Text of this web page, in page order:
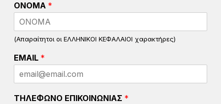
ΟΝΟΜΑ *
(Απαραίτητοι οι ΕΛΛΗΝΙΚΟΙ ΚΕΦΑΛΑΙΟΙ χαρακτήρες)
EMAIL *
ΤΗΛΕΦΩΝΟ ΕΠΙΚΟΙΝΩΝΙΑΣ *